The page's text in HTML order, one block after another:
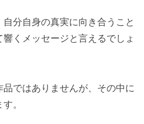
分自身の真実に向き合うこと
くメッセージと言えるでしょ
品ではありませんが、その中に
。